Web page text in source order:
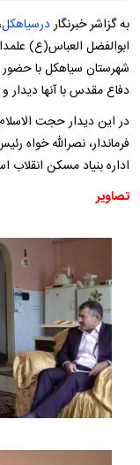
به گزاشر خبرنگاردرسیاهکل
ابوالفضل العباس(ع)
شهرستان سیاهکل با حضور
دفاع مقدس با آنها دیدار
در این دیدار حجت
فرماندار، نصرالله خواه
اداره بنیاد مسکن
تصاویر